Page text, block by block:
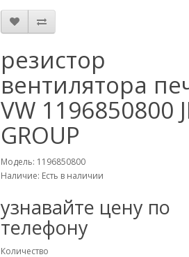
резистор
вентилятора
VW 1196850800
GROUP
Модель: 1196850800
Наличие: Есть в наличии
узнавайте цену по
телефону
Количество